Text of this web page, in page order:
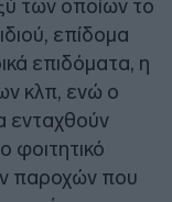
των οποίων το
επίδομα
επιδόματα, η
κλπ, ενώ ο
ενταχθούν
φοιτητικό
παροχών που